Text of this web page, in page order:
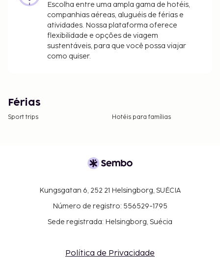
Escolha entre uma ampla gama de hotéis,
companhias aéreas, aluguéis de férias e
atividades. Nossa plataforma oferece
flexibilidade e opções de viagem
sustentáveis, para que você possa viajar
como quiser.
Férias
Sport trips Hotéis para famílias
Kungsgatan 6, 252 21 Helsingborg, SUÉCIA
Número de registro: 556529-1795
Sede registrada: Helsingborg, Suécia
Política de Privacidade